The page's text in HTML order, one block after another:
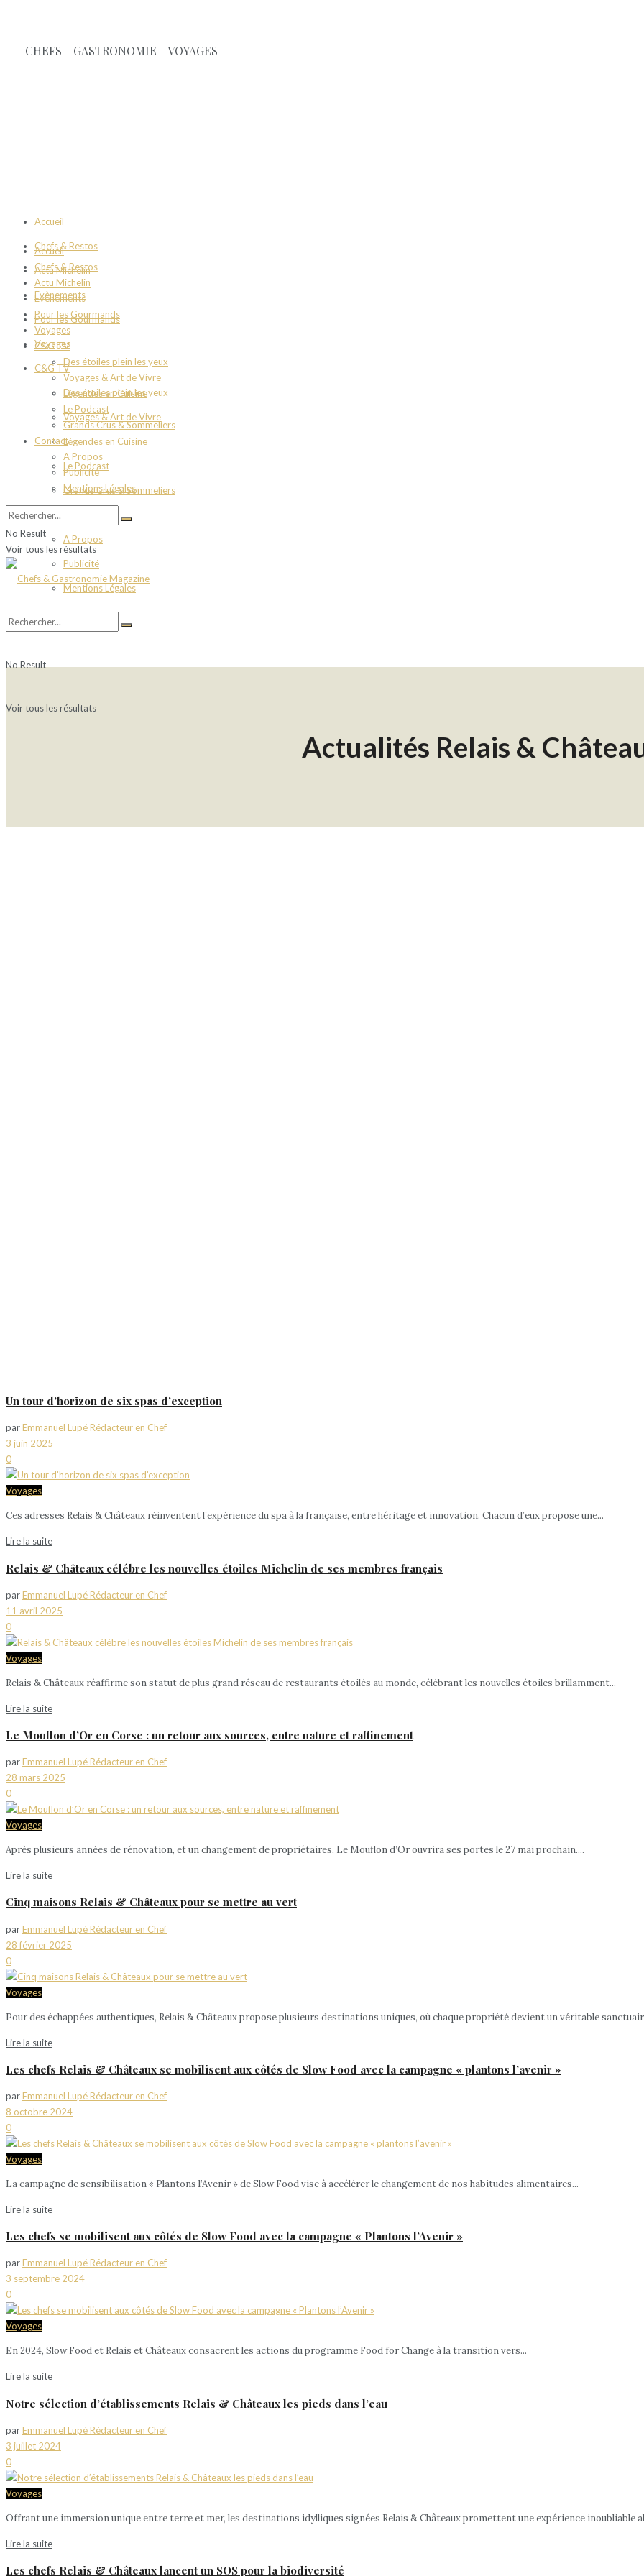
Accueil
Chefs & Restos
Actu Michelin
Evènements
Pour les Gourmands
Voyages
C&G TV
Des étoiles plein les yeux
Voyages & Art de Vivre
Légendes en Cuisine
Le Podcast
Grands Crus & Sommeliers
Contact
A Propos
Publicité
Mentions Légales
Accueil
Chefs & Restos
Actu Michelin
Evènements
Pour les Gourmands
Voyages
C&G TV
Des étoiles plein les yeux
Voyages & Art de Vivre
Légendes en Cuisine
Le Podcast
Grands Crus & Sommeliers
Contact
A Propos
Publicité
Mentions Légales
No Result
Voir tous les résultats
No Result
Voir tous les résultats
Actualités Relais &
Un tour d’horizon de six spas d’exception
parEmmanuel Lupé Rédacteur en Chef
3 juin 2025
0
Voyages
Ces adresses Relais & Châteaux réinventent l’expérience du spa à la française, entre héritage et innovation. Chacun d’eux propose une...
Lire la suite
Relais & Châteaux célébre les nouvelles étoiles Michelin de ses membres français
parEmmanuel Lupé Rédacteur en Chef
11 avril 2025
0
Voyages
Relais & Châteaux réaffirme son statut de plus grand réseau de restaurants étoilés au monde, célébrant les nouvelles étoiles brillamment...
Lire la suite
Le Mouflon d’Or en Corse : un retour aux sources, entre nature et raffinement
parEmmanuel Lupé Rédacteur en Chef
28 mars 2025
0
Voyages
Après plusieurs années de rénovation, et un changement de propriétaires, Le Mouflon d’Or ouvrira ses portes le 27 mai prochain....
Lire la suite
Cinq maisons Relais & Châteaux pour se mettre au vert
parEmmanuel Lupé Rédacteur en Chef
28 février 2025
0
Voyages
Pour des échappées authentiques, Relais & Châteaux propose plusieurs destinations uniques, où chaque propriété devient un véritable
Lire la suite
Les chefs Relais & Châteaux se mobilisent aux côtés de Slow Food avec la campagne « plantons l’avenir »
parEmmanuel Lupé Rédacteur en Chef
8 octobre 2024
0
Voyages
La campagne de sensibilisation « Plantons l’Avenir » de Slow Food vise à accélérer le changement de nos habitudes alimentaires...
Lire la suite
Les chefs se mobilisent aux côtés de Slow Food avec la campagne « Plantons l’Avenir »
parEmmanuel Lupé Rédacteur en Chef
3 septembre 2024
0
Voyages
En 2024, Slow Food et Relais et Châteaux consacrent les actions du programme Food for Change à la transition vers...
Lire la suite
Notre sélection d’établissements Relais & Châteaux les pieds dans l’eau
parEmmanuel Lupé Rédacteur en Chef
3 juillet 2024
0
Voyages
Offrant une immersion unique entre terre et mer, les destinations idylliques signées Relais & Châteaux promettent une expérience inoubliable
Lire la suite
Les chefs Relais & Châteaux lancent un SOS pour la biodiversité